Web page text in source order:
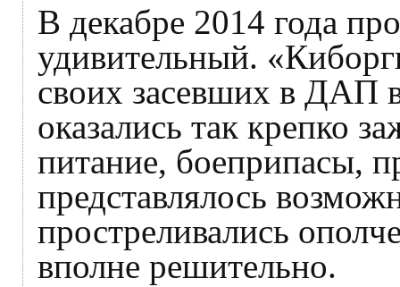
В декабре 2014 года
удивительный.
своих засевших в ДАП
оказались так крепко
питание, боеприпасы,
представлялось
простреливались
вполне решительно.